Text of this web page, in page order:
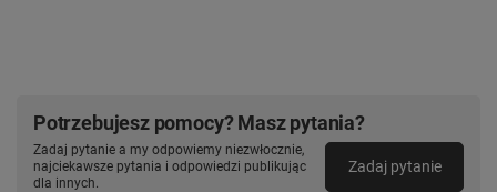
Potrzebujesz pomocy? Masz pytania?
Zadaj pytanie a my odpowiemy niezwłocznie,
najciekawsze pytania i odpowiedzi publikując
dla innych.
Zadaj pytanie